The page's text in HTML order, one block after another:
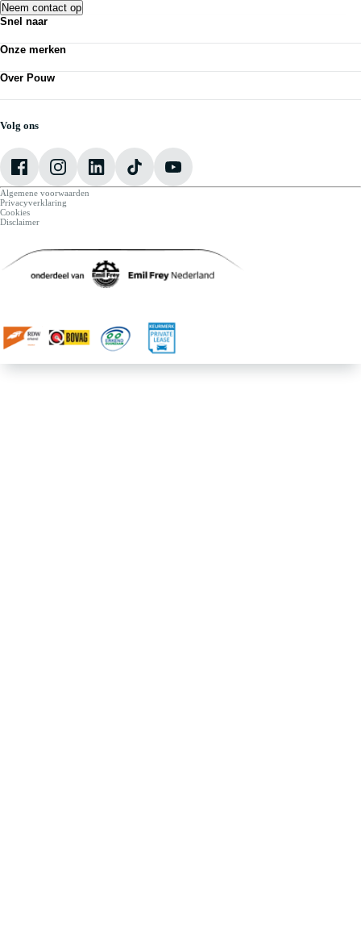
Neem contact op
Snel naar
Bedrijfswagens
Nieuws
Vestigingen
Onze merken
Audi
Škoda
VW Bedrijfswagens
Over Pouw
Over Pouw
Vacatures
Volg ons
Algemene voorwaarden
Privacyverklaring
Cookies
Disclaimer